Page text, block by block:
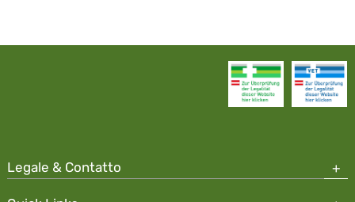
Legale & Contatto